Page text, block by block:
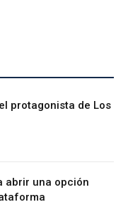
protagonista de Los
abrir una opción